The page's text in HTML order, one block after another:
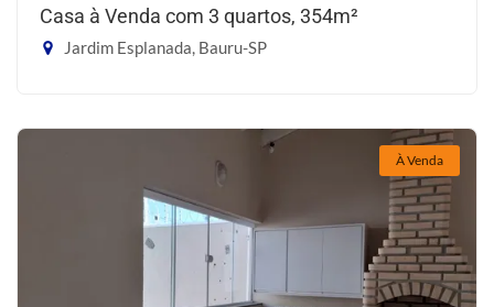
Casa à Venda com 3 quartos, 354m²
Jardim Esplanada, Bauru-SP
À Venda